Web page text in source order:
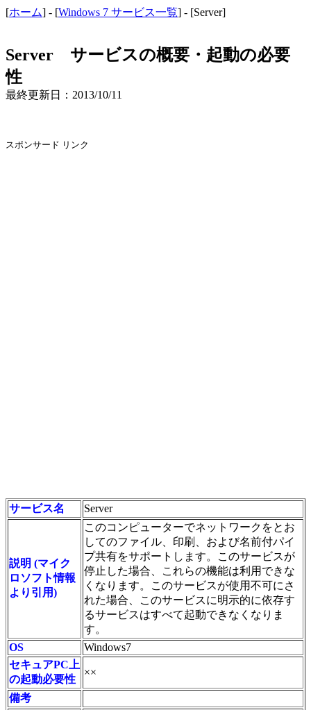
[ホーム] - [Windows 7 サービス一覧] - [Server]
Server サービスの概要・起動の必要
性
最終更新日：2013/10/11
スポンサード リンク
サービス名 Server
説明 (マイク
ロソフト情報
より引用)
このコンピューターでネットワークをとお
してのファイル、印刷、および名前付パイ
プ共有をサポートします。このサービスが
停止した場合、これらの機能は利用できな
くなります。このサービスが使用不可にさ
れた場合、このサービスに明示的に依存す
るサービスはすべて起動できなくなりま
す。
OS
Windows7
セキュアPC上
の起動必要性
××
備考